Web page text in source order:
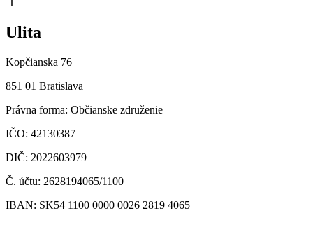
Ulita
Kopčianska 76
851 01 Bratislava
Právna forma: Občianske združenie
IČO: 42130387
DIČ: 2022603979
Č. účtu: 2628194065/1100
IBAN: SK54 1100 0000 0026 2819 4065